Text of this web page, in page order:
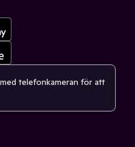
telefonkameran för att